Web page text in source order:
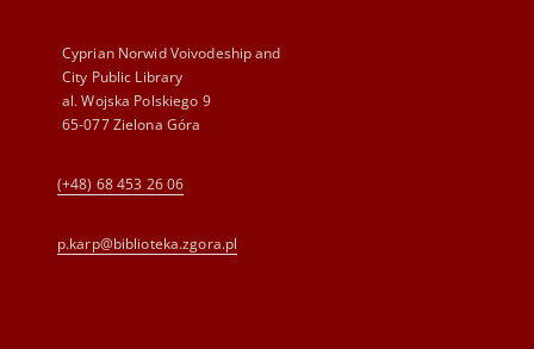
Cyprian Norwid Voivodeship and
City Public Library
al. Wojska Polskiego 9
65-077 Zielona Góra
(+48) 68 453 26 06
p.karp@biblioteka.zgora.pl